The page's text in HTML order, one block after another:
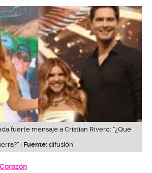
fuerte mensaje a Cristian Rivero: “¿Qué
| Fuente: difusión